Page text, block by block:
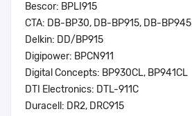
Bescor: BPLI915
CTA: DB-BP30, DB-BP915, DB-BP945
Delkin: DD/BP915
Digipower: BPCN911
Digital Concepts: BP930CL, BP941CL
DTI Electronics: DTL-911C
Duracell: DR2, DRC915